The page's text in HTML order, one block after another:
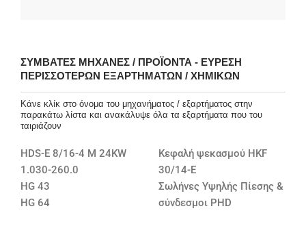
ΣΥΜΒΑΤΈΣ ΜΗΧΑΝΈΣ / ΠΡΟΪΌΝΤΑ - ΕΎΡΕΣΗ
ΠΕΡΙΣΣΌΤΕΡΩΝ ΕΞΑΡΤΗΜΆΤΩΝ / ΧΗΜΙΚΏΝ
Κάνε κλίκ στο όνομα του μηχανήματος / εξαρτήματος στην
παρακάτω λίστα και ανακάλυψε όλα τα εξαρτήματα που του
ταιριάζουν
HDS-E 8/16-4 M 24KW
1.030-260.0
HG 43
HG 64
Κεφαλή ψεκασμού HKF
30/14-E
Σωλήνες Υψηλής Πίεσης &
σύνδεσμοι PHD